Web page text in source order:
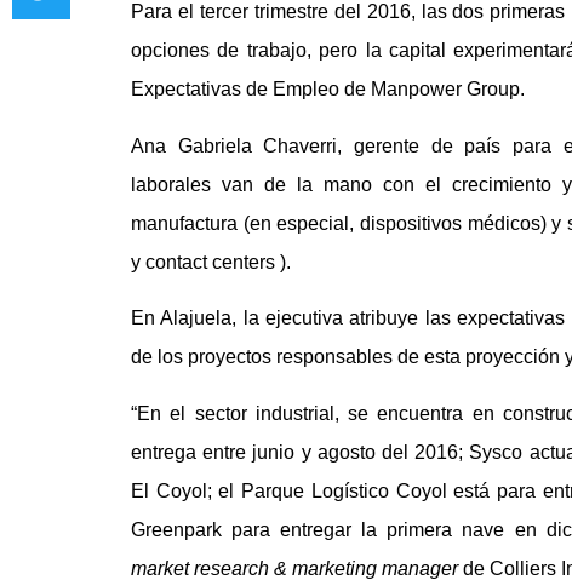
Para el tercer trimestre del 2016, las dos
opciones de trabajo, pero la capital
Expectativas de Empleo de Manpower Group.
Ana Gabriela Chaverri, gerente de país para
laborales van de la mano con el crecimiento
manufactura (en especial, dispositivos médicos)
y contact centers ).
En Alajuela, la ejecutiva atribuye las
de los proyectos responsables de esta proyección
“En el sector industrial, se encuentra en
entrega entre junio y agosto del 2016; Sysco
El Coyol; el Parque Logístico Coyol está para
Greenpark para entregar la primera nave en
market research & marketing managerde Colliers